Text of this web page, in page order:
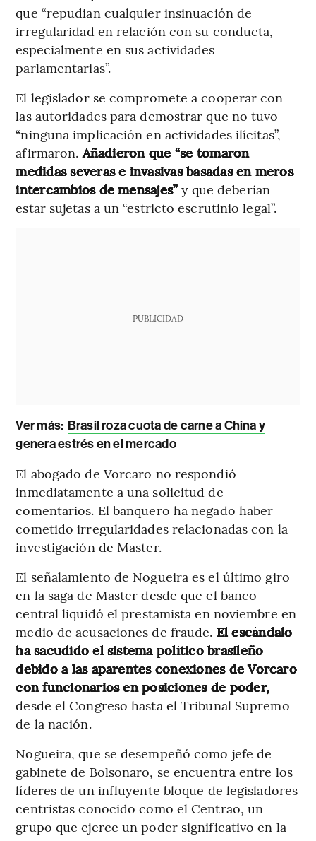
que “repudian cualquier insinuación de
irregularidad en relación con su conducta,
especialmente en sus actividades
parlamentarias”.
El legislador se compromete a cooperar con
las autoridades para demostrar que no tuvo
“ninguna implicación en actividades ilícitas”,
afirmaron.Añadieron que “se tomaron
medidas severas e invasivas basadas en meros
intercambios de mensajes”y que deberían
estar sujetas a un “estricto escrutinio legal”.
PUBLICIDAD
Ver más: Brasil roza cuota de carne a China y
genera estrés en el mercado
El abogado de Vorcaro no respondió
inmediatamente a una solicitud de
comentarios. El banquero ha negado haber
cometido irregularidades relacionadas con la
investigación de Master.
El señalamiento de Nogueira es el último giro
en la saga de Master desde que el banco
central liquidó el prestamista en noviembre en
medio de acusaciones de fraude. El escándalo
ha sacudido el sistema político brasileño
debido a las aparentes conexiones de Vorcaro
con funcionarios en posiciones de poder,
desde el Congreso hasta el Tribunal Supremo
de la nación.
Nogueira, que se desempeñó como jefe de
gabinete de Bolsonaro, se encuentra entre los
líderes de un influyente bloque de legisladores
centristas conocido como el Centrao, un
grupo que ejerce un poder significativo en la